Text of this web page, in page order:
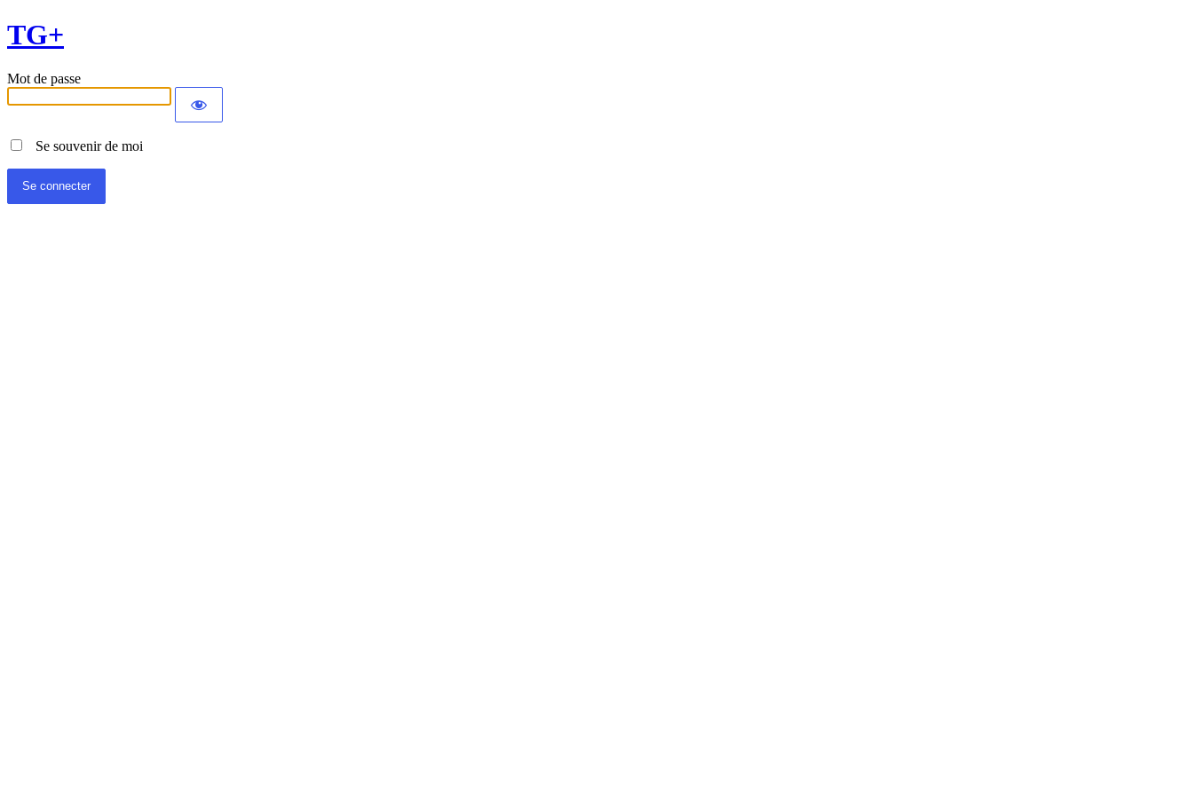
TG+
Mot de passe
Se souvenir de moi